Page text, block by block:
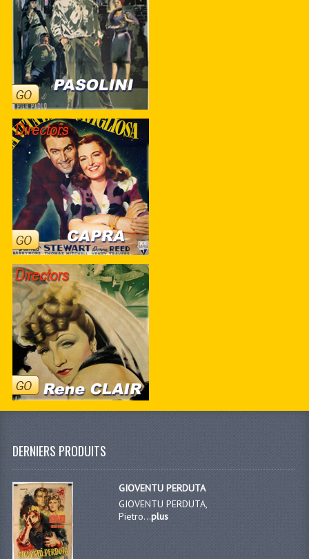
DERNIERS PRODUITS
GIOVENTU PERDUTA
GIOVENTU PERDUTA,
Pietro...plus